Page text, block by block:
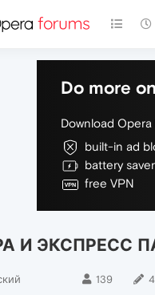
Do more
Download
built-in ad
battery saver
free VPN
И ЭКСПРЕСС
139